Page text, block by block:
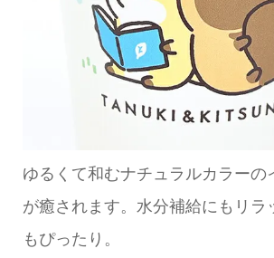
ゆるくて和むナチュラルカラーの
が癒されます。水分補給にもリラ
もぴったり。